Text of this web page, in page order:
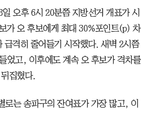
오후 6시 20분쯤 지방선거 개표가 시
가 오 후보에게 최대 30%포인트(p) 차
격히 줄어들기 시작했다. 새벽 2시쯤
었고, 이후에도 계속 오 후보가 격차를
집혔다.
는 송파구의 잔여표가 가장 많고, 이